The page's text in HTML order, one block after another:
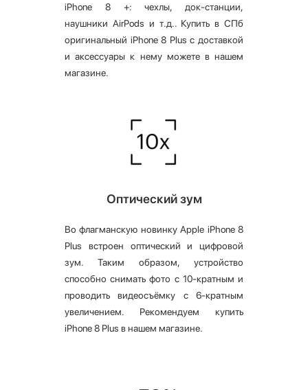
iPhone 8 +: чехлы, док-станции,
наушники AirPods и т.д.. Купить в СПб
оригинальный iPhone 8 Plus c доставкой
и аксессуары к нему можете в нашем
магазине.
Оптический зум
Во флагманскую новинку Apple iPhone 8
Plus встроен оптический и цифровой
зум. Таким образом, устройство
способно снимать фото с 10-кратным и
проводить видеосъёмку с 6-кратным
увеличением. Рекомендуем купить
iPhone 8 Plus в нашем магазине.